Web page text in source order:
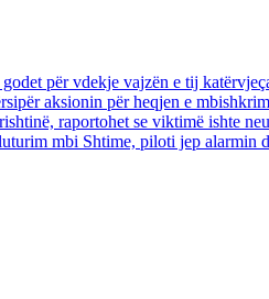
për vdekje vajzën e tij
aksionin për heqjen e
raportohet se viktimë ishte
mbi Shtime, piloti jep alarmin